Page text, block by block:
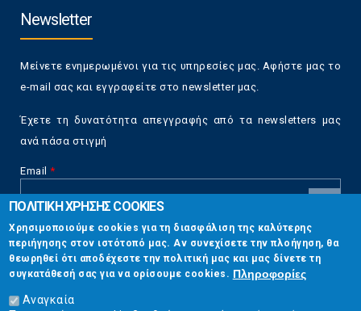
Newsletter
Μείνετε ενημερωμένοι για τις υπηρεσίες μας. Αφήστε μας το
e-mail σας και εγγραφείτε στο newsletter μας.
Έχετε τη δυνατότητα απεγγραφής από τα newsletters μας
ανά πάσα στιγμή
Email *
CAPTCHA
This
question is
for testing
whether or
not you are a
Επικοινωνία
Στουρνάρη 17, Αθήνα 10683
ΠΟΛΙΤΙΚΗ ΧΡΗΣΗΣ COOKIES
Χρησιμοποιούμε cookies για τη διασφάλιση της καλύτερης
περιήγησης στον ιστότοπό μας. Αν συνεχίσετε την πλοήγηση, θα
θεωρηθεί ότι αποδέχεστε την πολιτική μας και μας δίνετε τη
συγκατάθεσή σας για να ορίσουμε cookies. Πληροφορίες
Αναγκαία